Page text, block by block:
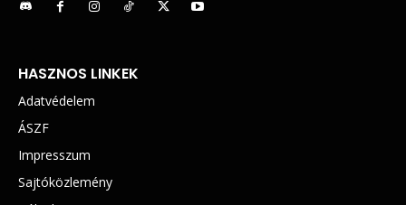
HASZNOS LINKEK
Adatvédelem
ÁSZF
Impresszum
Sajtóközlemény